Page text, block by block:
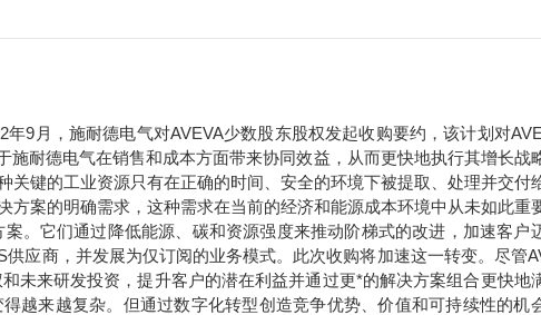
9月，施耐德电气对AVEVA少数股东股权发起收购要约，该计划对
耐德电气在销售和成本方面带来协同效益，从而更快地执行其增长战
键的工业资源只有在正确的时间、安全的环境下被提取、处理并交付
案的明确需求，这种需求在当前的经济和能源成本环境中从未如此重
。它们通过降低能源、碳和资源强度来推动阶梯式的改进，加速客户
应商，并发展为仅订阅的业务模式。此次收购将加速这一转变。尽管
未来研发投资，提升客户的潜在利益并通过更*的解决方案组合更快地
越来越复杂。但通过数字化转型创造竞争优势、价值和可持续性的机